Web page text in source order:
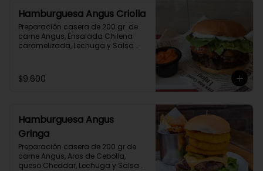
Hamburguesa Angus Criolla
Preparación casera de 200 gr. de
carne Angus, Ensalada Chilena
caramelizada, Lechuga y Salsa
Guajillo.
$9.600
Hamburguesa Angus
Gringa
Preparación casera de 200 gr de
carne Angus, Aros de Cebolla,
queso Cheddar, Lechuga y Salsa